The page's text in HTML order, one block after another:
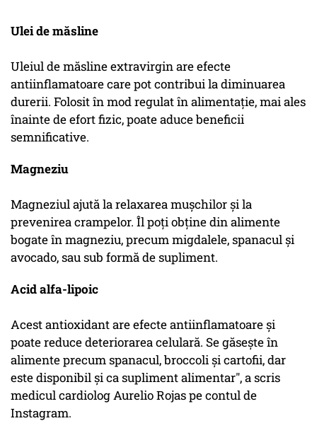
Ulei de măsline
Uleiul de măsline extravirgin are efecte
antiinflamatoare care pot contribui la diminuarea
durerii. Folosit în mod regulat în alimentație, mai ales
înainte de efort fizic, poate aduce beneficii
semnificative.
Magneziu
Magneziul ajută la relaxarea mușchilor și la
prevenirea crampelor. Îl poți obține din alimente
bogate în magneziu, precum migdalele, spanacul și
avocado, sau sub formă de supliment.
Acid alfa-lipoic
Acest antioxidant are efecte antiinflamatoare și
poate reduce deteriorarea celulară. Se găsește în
alimente precum spanacul, broccoli și cartofii, dar
este disponibil și ca supliment alimentar", a scris
medicul cardiolog Aurelio Rojas pe contul de
Instagram.